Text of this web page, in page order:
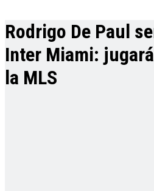
Rodrigo De Paul
Inter Miami:
la MLS